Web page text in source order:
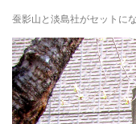
蚕影山と淡島社がセットに